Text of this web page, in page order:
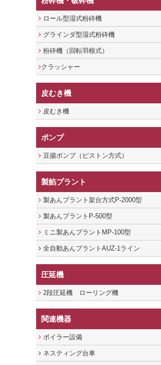
ロール型湿式粉砕機
グラインダ型湿式粉砕機
粉砕機（回転羽根式）
クラッシャー
皮むき機
皮むき機
ポンプ
豆揚ポンプ（ピストン方式）
製餡プラント
製あんプラント架台方式P-2000型
製あんプラントP-500型
ミニ製あんプラントMP-100型
全自動あんプラントAUZ-1ライン
圧延機
2段圧延機 ローリング機
関連機器
ボイラー設備
ネスティング台車